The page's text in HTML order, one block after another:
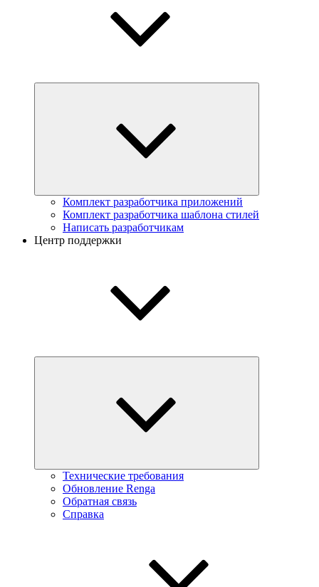
Комплект разработчика приложений
Комплект разработчика шаблона стилей
Написать разработчикам
Центр поддержки
Технические требования
Обновление Renga
Обратная связь
Справка